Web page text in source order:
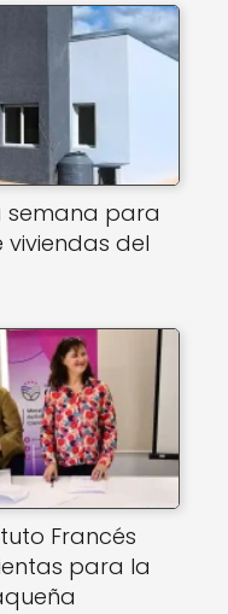
semana para
del
Francés
para la